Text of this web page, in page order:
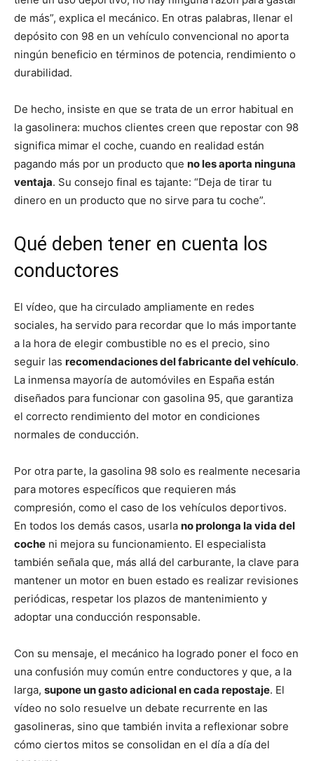
de más”, explica el mecánico. En otras palabras, llenar el
depósito con 98 en un vehículo convencional no aporta
ningún beneficio en términos de potencia, rendimiento o
durabilidad.
De hecho, insiste en que se trata de un error habitual en
la gasolinera: muchos clientes creen que repostar con 98
significa mimar el coche, cuando en realidad están
pagando más por un producto que no les aporta ninguna
ventaja. Su consejo final es tajante: “Deja de tirar tu
dinero en un producto que no sirve para tu coche”.
Qué deben tener en cuenta los
conductores
El vídeo, que ha circulado ampliamente en redes
sociales, ha servido para recordar que lo más importante
a la hora de elegir combustible no es el precio, sino
seguir las recomendaciones del fabricante del vehículo.
La inmensa mayoría de automóviles en España están
diseñados para funcionar con gasolina 95, que garantiza
el correcto rendimiento del motor en condiciones
normales de conducción.
Por otra parte, la gasolina 98 solo es realmente necesaria
para motores específicos que requieren más
compresión, como el caso de los vehículos deportivos.
En todos los demás casos, usarla no prolonga la vida del
coche ni mejora su funcionamiento. El especialista
también señala que, más allá del carburante, la clave para
mantener un motor en buen estado es realizar revisiones
periódicas, respetar los plazos de mantenimiento y
adoptar una conducción responsable.
Con su mensaje, el mecánico ha logrado poner el foco en
una confusión muy común entre conductores y que, a la
larga, supone un gasto adicional en cada repostaje. El
vídeo no solo resuelve un debate recurrente en las
gasolineras, sino que también invita a reflexionar sobre
cómo ciertos mitos se consolidan en el día a día del